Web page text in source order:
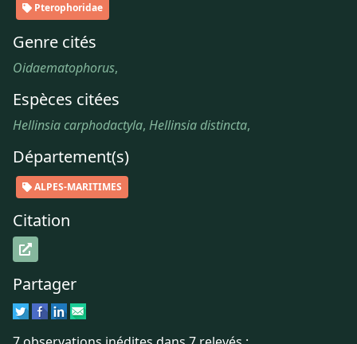
Pterophoridae
Genre cités
Oidaematophorus,
Espèces citées
Hellinsia carphodactyla, Hellinsia distincta,
Département(s)
ALPES-MARITIMES
Citation
Partager